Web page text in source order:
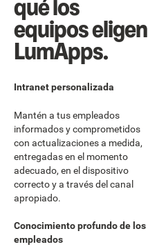
qué los
equipos eligen
LumApps.
Intranet personalizada
Mantén a tus empleados
informados y comprometidos
con actualizaciones a medida,
entregadas en el momento
adecuado, en el dispositivo
correcto y a través del canal
apropiado.
Conocimiento profundo de los
empleados